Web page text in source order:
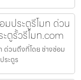
มประตูรีโมท ด่วน
ตูรั้วรีโมท.com
ด่วนถึงที่โดย ช่างซ่อม
ระตูร